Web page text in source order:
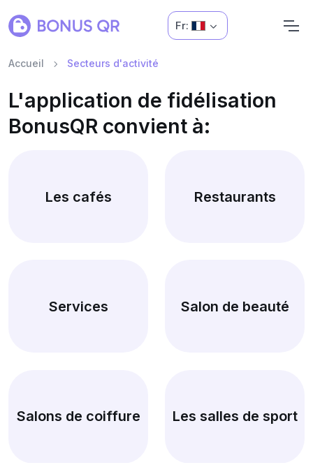
Fr:
Accueil Secteurs d'activité
L'application de fidélisation
BonusQR convient à:
Les cafés Restaurants
Services Salon de beauté
Salons de coiffure Les salles de sport